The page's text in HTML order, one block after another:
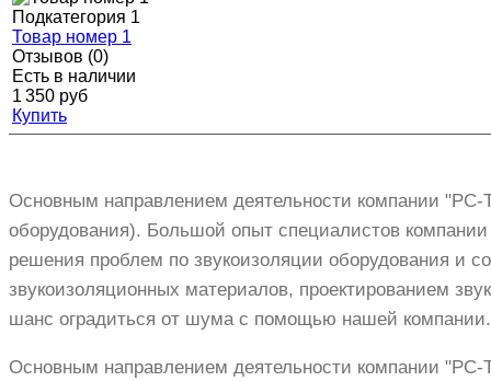
Подкатегория 1
Товар номер 1
Отзывов (0)
Есть в наличии
1 350 руб
Купить
Основным направлением деятельности компании
оборудования). Большой опыт специалистов
решения проблем по звукоизоляции оборудования и
звукоизоляционных материалов, проектированием
шанс оградиться от шума с помощью нашей компании.
Основным направлением деятельности компании